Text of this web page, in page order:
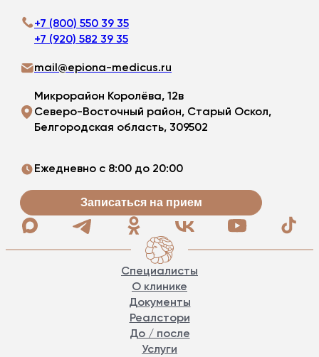
+7 (800) 550 39 35
+7 (920) 582 39 35
mail@epiona-medicus.ru
Микрорайон Королёва, 12в
Северо-Восточный район, Старый Оскол,
Белгородская область, 309502
Ежедневно с 8:00 до 20:00
Записаться на прием
Специалисты
О клинике
Документы
Реалстори
До / после
Услуги